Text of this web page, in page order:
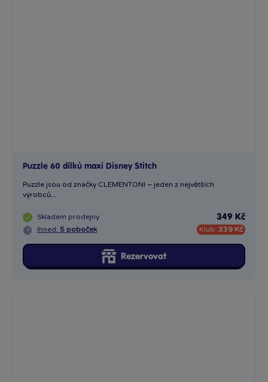
Puzzle 60 dílků maxi Disney Stitch
Puzzle jsou od značky CLEMENTONI – jeden z největších
výrobců...
Skladem prodejny
Ihned: 5 poboček
349 Kč
Klub: 339 Kč
Rezervovat